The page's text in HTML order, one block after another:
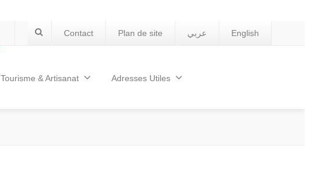
Contact Plan de site عربي English
Tourisme & Artisanat Adresses Utiles